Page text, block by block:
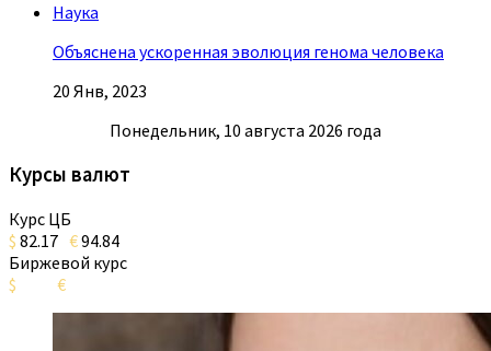
Наука
Объяснена ускоренная эволюция генома человека
20 Янв, 2023
Понедельник, 10 августа 2026 года
Курсы валют
Курс ЦБ
$ 82.17 €94.84
Биржевой курс
$
€